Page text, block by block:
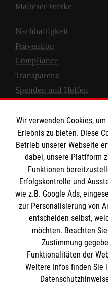
Malteser Werke
Nachhaltigkeit
Prävention
Compliance
Transparenz
Spenden und Helfen
Empfänger: Malteser
IBAN: DE10 3706 0120
BIC: GENODED 1PA7
Wir verwenden Cookies,
Erlebnis zu bieten. Diese
Betrieb unserer Webseite
dabei, unsere Plattform
Funktionen
Erfolgskontrolle und
wie z.B. Google Ads,
zur Personalisierung von
entscheiden selbst,
möchten. Beachten
Zustimmung
Funktionalitäten der
Weitere Infos finden Sie